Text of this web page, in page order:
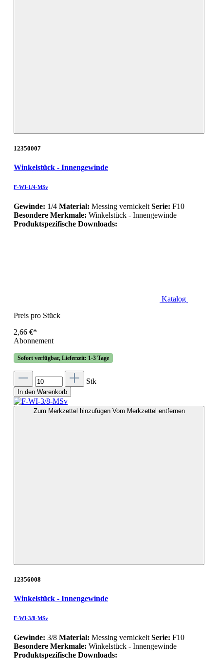
12350007
Winkelstück - Innengewinde
F-WI-1/4-MSv
Gewinde: 1/4 Material: Messing vernickelt Serie: F10
Besondere Merkmale: Winkelstück - Innengewinde
Produktspezifische Downloads:
Katalog
Preis pro Stück
2,66 €*
Abonnement
Sofort verfügbar, Lieferzeit: 1-3 Tage
Stk
In den Warenkorb
Zum Merkzettel hinzufügen Vom Merkzettel entfernen
12356008
Winkelstück - Innengewinde
F-WI-3/8-MSv
Gewinde: 3/8 Material: Messing vernickelt Serie: F10
Besondere Merkmale: Winkelstück - Innengewinde
Produktspezifische Downloads: